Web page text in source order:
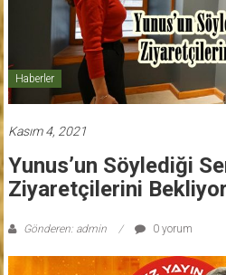
Haberler
Kasım 4, 2021
Yunus’un Söylediği
Ziyaretçilerini
Gönderen: admin 0 yorum